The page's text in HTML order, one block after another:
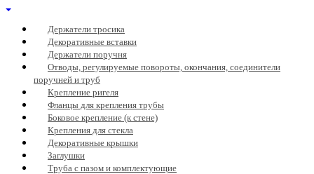
Держатели тросика
Декоративные вставки
Держатели поручня
Отводы, регулируемые повороты, окончания, соединители
поручней и труб
Крепление ригеля
Фланцы для крепления трубы
Боковое крепление (к стене)
Крепления для стекла
Декоративные крышки
Заглушки
Труба с пазом и комплектующие